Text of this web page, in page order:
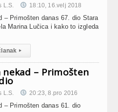
L.S. 18:10, 16.velj 2018
– Primošten danas 67. dio Stara
Marina Lučica i kako to izgleda
▸
– Primošten
L.S. 20:23, 8.pro 2016
– Primošten danas 61. dio